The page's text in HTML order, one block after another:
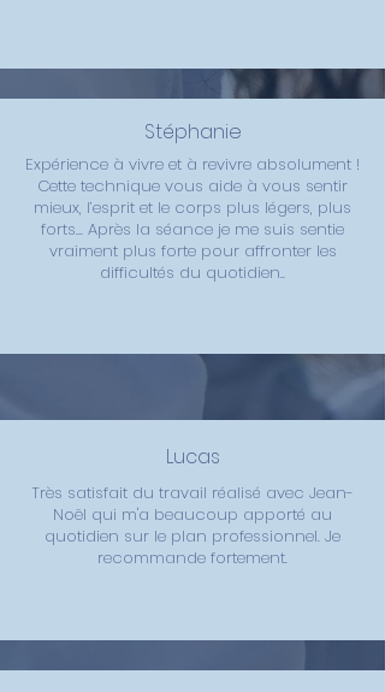
Stéphanie
Expérience à vivre et à revivre absolument !
Cette technique vous aide à vous sentir
mieux, l’esprit et le corps plus légers, plus
forts... Après la séance je me suis sentie
vraiment plus forte pour affronter les
difficultés du quotidien..
Lucas
Très satisfait du travail réalisé avec Jean-
Noël qui m'a beaucoup apporté au
quotidien sur le plan professionnel. Je
recommande fortement.